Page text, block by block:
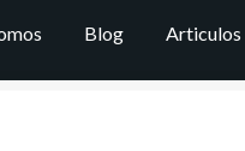
Blog Articulos